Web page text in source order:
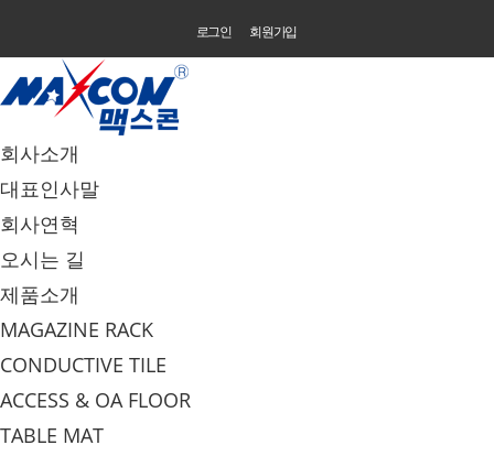
로그인 회원가입
회사소개
대표인사말
회사연혁
오시는 길
제품소개
MAGAZINE RACK
CONDUCTIVE TILE
ACCESS & OA FLOOR
TABLE MAT